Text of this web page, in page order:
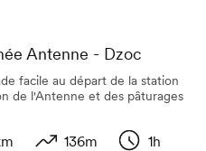
Antenne - Dzoc
facile au départ de la station
de l'Antenne et des pâturages
136m
1h